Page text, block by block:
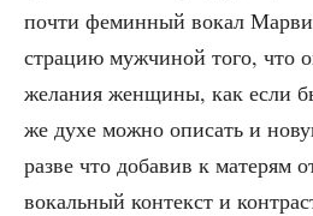
почти фемин­ный вокал
стра­цию муж­чи­ной того, что
жела­ния жен­щи­ны, как если
же духе мож­но опи­сать и
раз­ве что доба­вив к мате­рям
вокаль­ный кон­текст и